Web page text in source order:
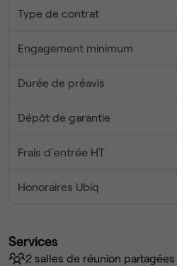
Type de contrat
Engagement minimum
Durée de préavis
Dépôt de garantie
Frais d'entrée HT
Honoraires Ubiq
Services
2 salles de réunion partagées